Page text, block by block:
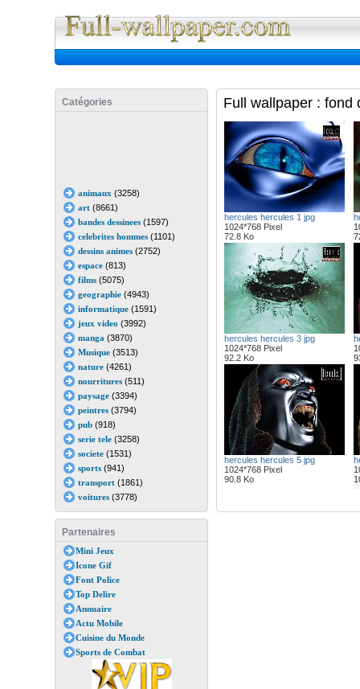
Catégories
animaux (3258)
art(8661)
bandes dessinees(1597)
celebrites hommes(1101)
dessins animes(2752)
espace(813)
films(5075)
geographie(4943)
informatique(1591)
jeux video (3992)
manga (3870)
Musique(3513)
nature(4261)
nourritures(511)
paysage(3394)
peintres(3794)
pub(918)
serie tele(3258)
societe(1531)
sports(941)
transport(1861)
voitures(3778)
Partenaires
Mini Jeux
Icone Gif
Font Police
Top Delire
Annuaire
Actu Mobile
Cuisine du Monde
Sports de Combat
Full wallpaper : fond
hercules hercules 1 jpg
1024*768 Pixel
72.8 Ko
hercules hercules 3 jpg
1024*768 Pixel
92.2 Ko
hercules hercules 5 jpg
1024*768 Pixel
90.8 Ko